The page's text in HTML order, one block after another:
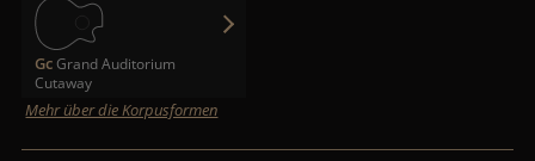
Gc Grand Auditorium
Cutaway
Mehr über die Korpusformen